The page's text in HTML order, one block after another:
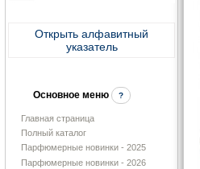
Открыть алфавитный
указатель
Основное меню ?
Главная страница
Полный каталог
Парфюмерные новинки - 2025
Парфюмерные новинки - 2026